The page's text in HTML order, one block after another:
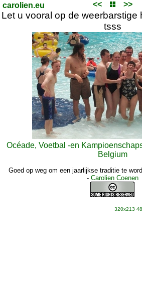
carolien.eu << >>
Let u vooral op de weerbarstige
tsss
Océade, Voetbal -en
Belgium
Goed op weg om een jaarlijkse traditie te
- Carolien Coenen
320x213